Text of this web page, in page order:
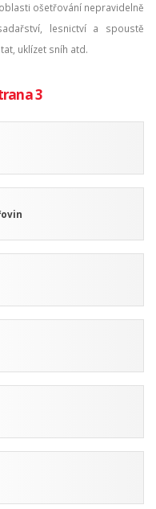
ošetřování nepravidelně
lesnictví a spoustě
uklízet sníh atd.
3